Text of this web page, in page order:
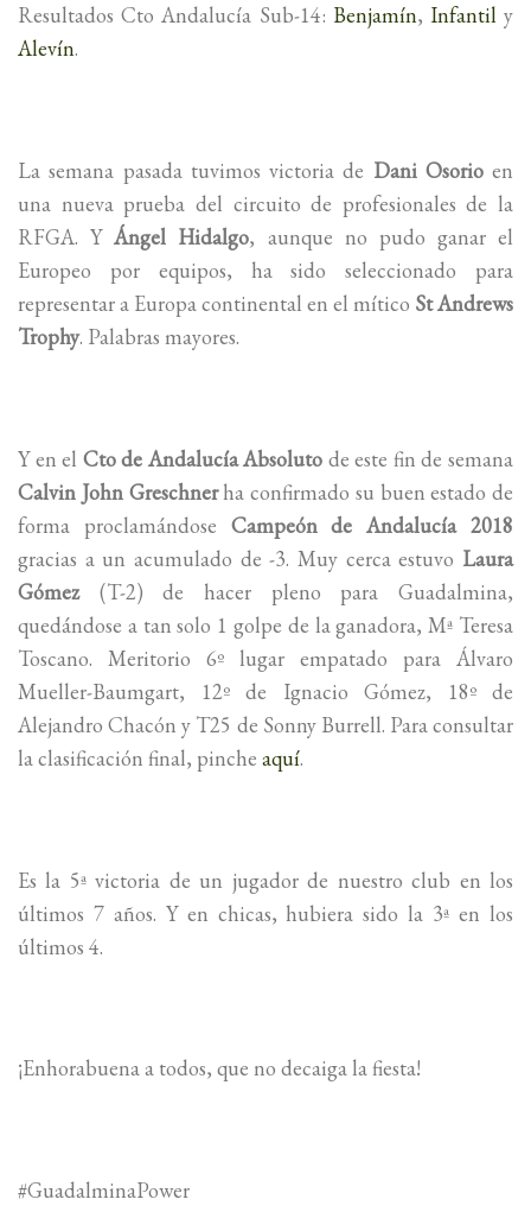
Resultados Cto Andalucía Sub-14: Benjamín, Infantily
Alevín.
La semana pasada tuvimos victoria de Dani Osorioen
una nueva prueba del circuito de profesionales de la
RFGA. YÁngel Hidalgo, aunque no pudo ganar el
Europeo por equipos, ha sido seleccionado para
representar a Europa continental en el mítico St Andrews
Trophy. Palabras mayores.
Y en el Cto de Andalucía Absoluto de este fin de semana
Calvin John Greschnerha confirmado su buen estado de
forma proclamándose Campeón de Andalucía 2018
gracias a un acumulado de -3. Muy cerca estuvo Laura
Gómez(T-2) de hacer pleno para Guadalmina,
quedándose a tan solo 1 golpe de la ganadora, Mª Teresa
Toscano. Meritorio 6º lugar empatado para Álvaro
Mueller-Baumgart, 12º de Ignacio Gómez, 18º de
Alejandro Chacón y T25 de Sonny Burrell. Para consultar
la clasificación final, pinche aquí.
Es la 5ª victoria de un jugador de nuestro club en los
últimos 7 años. Y en chicas, hubiera sido la 3ª en los
últimos 4.
¡Enhorabuena a todos, que no decaiga la fiesta!
#GuadalminaPower